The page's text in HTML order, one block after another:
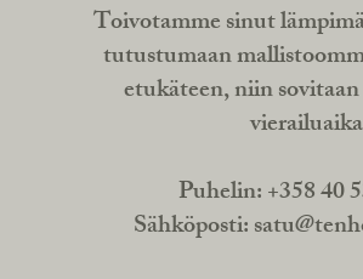
Toivotamme sinut
tutustumaan
etukäteen, niin
Puhelin: +358 40
Sähköposti: